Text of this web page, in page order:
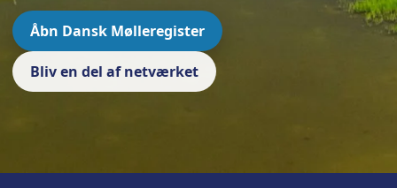
Åbn Dansk Mølleregister
Bliv en del af netværket